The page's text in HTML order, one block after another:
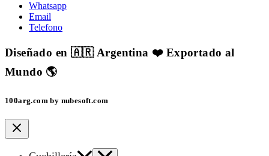
Whatsapp
Email
Telefono
Diseñado en 🇦🇷 Argentina ❤️ Exportado al
Mundo 🌎
100arg.com by nubesoft.com